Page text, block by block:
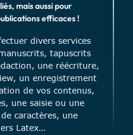
mais aussi pour
efficaces !
divers services
tapuscrits
une réécriture,
un enregistrement
de vos contenus,
une saisie ou une
caractères, une
Latex…